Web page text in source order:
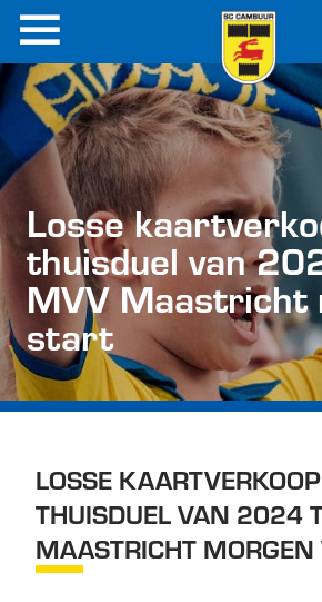
Losse
thuisduel van
MVV Maastricht
start
LOSSE
THUISDUEL VAN 2024
MAASTRICHT MORGEN